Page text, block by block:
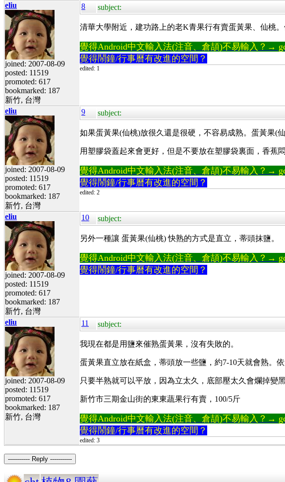
eliu
joined: 2007-08-09
posted: 11519
promoted: 617
bookmarked: 187
新竹, 台灣
8 subject:
清華大學附近，建功路上的老K青果行有賣蛋黃果、仙桃
覺得Android中文輸入法(注音、倉頡)不易輸入？→
覺得鬧鐘/行事曆有改進的空間？
edited: 1
eliu
joined: 2007-08-09
posted: 11519
promoted: 617
bookmarked: 187
新竹, 台灣
9 subject:
如果蛋黃果(仙桃)放很久還是很硬，不容易成熟。蛋黃果(
用塑膠袋蓋起來會更好，但是不要放在塑膠袋裏面，香蕉
覺得Android中文輸入法(注音、倉頡)不易輸入？→
覺得鬧鐘/行事曆有改進的空間？
edited: 2
eliu
joined: 2007-08-09
posted: 11519
promoted: 617
bookmarked: 187
新竹, 台灣
10 subject:
另外一種讓 蛋黃果(仙桃) 快熟的方式是直立，蒂頭抹鹽。
覺得Android中文輸入法(注音、倉頡)不易輸入？→
覺得鬧鐘/行事曆有改進的空間？
eliu
joined: 2007-08-09
posted: 11519
promoted: 617
bookmarked: 187
新竹, 台灣
11 subject:
我現在都是用鹽來催熟蛋黃果，沒有失敗的。
蛋黃果直立放在紙盒，蒂頭放一些鹽，約7-10天就會熟。
只要半熟就可以平放，因為立太久，底部壓太久會爛掉變
新竹市三期金山街的東東蔬果行有賣，100/5斤
覺得Android中文輸入法(注音、倉頡)不易輸入？→
覺得鬧鐘/行事曆有改進的空間？
edited: 3
----------- Reply -----------